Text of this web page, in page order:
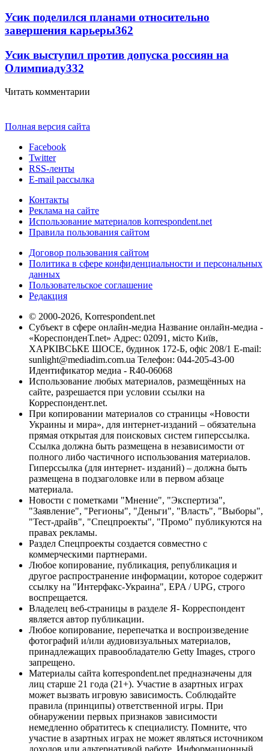
Усик поделился планами относительно
завершения карьеры362
Усик выступил против допуска россиян на
Олимпиаду332
Читать комментарии
Полная версия сайта
Facebook
Twitter
RSS-ленты
E-mail рассылка
Контакты
Реклама на сайте
Использование материалов korrespondent.net
Правила пользования сайтом
Договор пользования сайтом
Политика в сфере конфиденциальности и персональных
данных
Пользовательское соглашение
Редакция
© 2000-2026, Korrespondent.net
Субъект в сфере онлайн-медиа Название онлайн-медиа -
«КореспонденТ.net» Адрес: 02091, місто Київ,
ХАРКІВСЬКЕ ШОСЕ, будинок 172-Б, офіс 208/1 E-mail:
sunlight@mediadim.com.ua Телефон: 044-205-43-00
Идентификатор медиа - R40-06068
Использование любых материалов, размещённых на
сайте, разрешается при условии ссылки на
Корреспондент.net.
При копировании материалов со страницы «Новости
Украины и мира», для интернет-изданий – обязательна
прямая открытая для поисковых систем гиперссылка.
Ссылка должна быть размещена в независимости от
полного либо частичного использования материалов.
Гиперссылка (для интернет- изданий) – должна быть
размещена в подзаголовке или в первом абзаце
материала.
Новости с пометками "Мнение", "Экспертиза",
"Заявление", "Регионы", "Деньги", "Власть", "Выборы",
"Тест-драйв", "Спецпроекты", "Промо" публикуются на
правах рекламы.
Раздел Спецпроекты создается совместно с
коммерческими партнерами.
Любое копирование, публикация, републикация и
другое распространение информации, которое содержит
ссылку на "Интерфакс-Украина", EPA / UPG, строго
воспрещается.
Владелец веб-страницы в разделе Я- Корреспондент
является автор публикации.
Любое копирование, перепечатка и воспроизведение
фотографий и/или аудиовизуальных материалов,
принадлежащих правообладателю Getty Images, строго
запрещено.
Материалы сайта korrespondent.net предназначены для
лиц старше 21 года (21+). Участие в азартных играх
может вызвать игровую зависимость. Соблюдайте
правила (принципы) ответственной игры. При
обнаружении первых признаков зависимости
немедленно обратитесь к специалисту. Помните, что
участие в азартных играх не может являться источником
доходов или альтернативой работе. Информационный